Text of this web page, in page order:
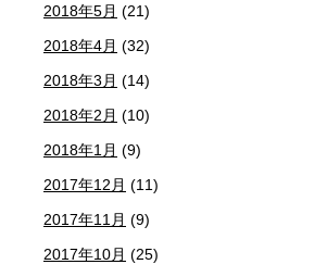
2018年5月 (21)
2018年4月 (32)
2018年3月 (14)
2018年2月 (10)
2018年1月 (9)
2017年12月 (11)
2017年11月 (9)
2017年10月 (25)